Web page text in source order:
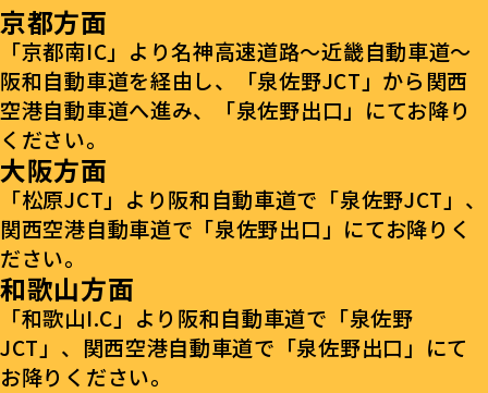
京都方面
「京都南IC」より名神高速道路〜近畿自動車道〜
阪和自動車道を経由し、「泉佐野JCT」から関西
空港自動車道へ進み、「泉佐野出口」にてお降り
ください。
大阪方面
「松原JCT」より阪和自動車道で「泉佐野JCT」、
関西空港自動車道で「泉佐野出口」にてお降りく
ださい。
和歌山方面
「和歌山I.C」より阪和自動車道で「泉佐野
JCT」、関西空港自動車道で「泉佐野出口」にて
お降りください。